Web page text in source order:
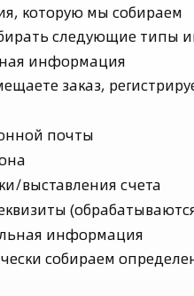
которую мы собираем
следующие типы
информация
заказ,
почты
выставления счета
информация
собираем